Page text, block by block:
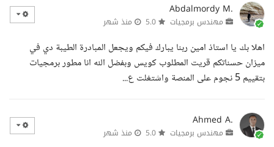
Abdalmordy M.
مهندس برمجيات منذ شهر
اهلا بك يا استاذ امين ربنا يبارك فيكم ويجعل المبادرة الطيبة دي في
ميزان حسناتكم قريت المطلوب كويس وبفضل الله انا مطور برمجيات
بتقييم 5 نجوم على المنصة واشتغلت ع...
Ahmed A.
مهندس برمجيات منذ شهر